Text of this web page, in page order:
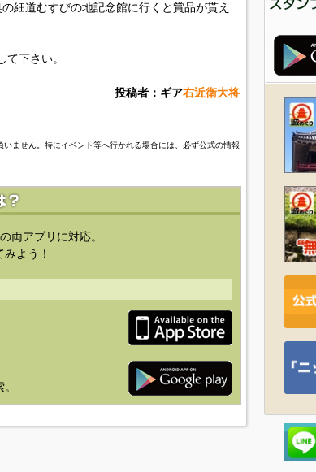
細道むすびの地記念館に行くと賞品が貰え
下さい。
投稿者：ギア右近衛大将
ません。特にイベント等へ行かれる場合には、必ず公式の情報
両アプリに対応。
よう！